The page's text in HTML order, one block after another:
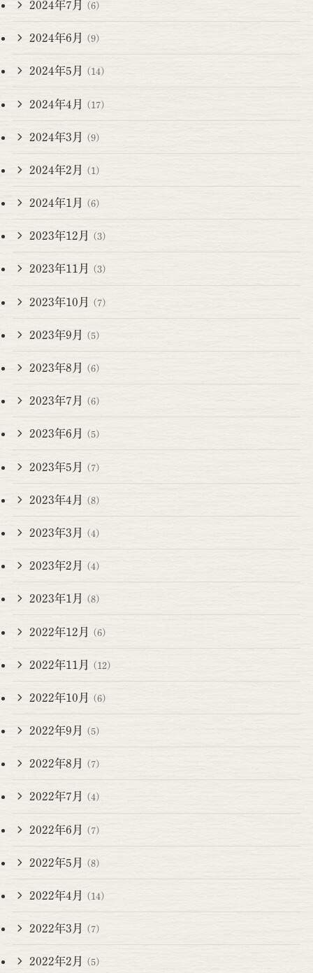
2024年7月 (6)
2024年6月 (9)
2024年5月 (14)
2024年4月 (17)
2024年3月 (9)
2024年2月 (1)
2024年1月 (6)
2023年12月 (3)
2023年11月 (3)
2023年10月 (7)
2023年9月 (5)
2023年8月 (6)
2023年7月 (6)
2023年6月 (5)
2023年5月 (7)
2023年4月 (8)
2023年3月 (4)
2023年2月 (4)
2023年1月 (8)
2022年12月 (6)
2022年11月 (12)
2022年10月 (6)
2022年9月 (5)
2022年8月 (7)
2022年7月 (4)
2022年6月 (7)
2022年5月 (8)
2022年4月 (14)
2022年3月 (7)
2022年2月 (5)